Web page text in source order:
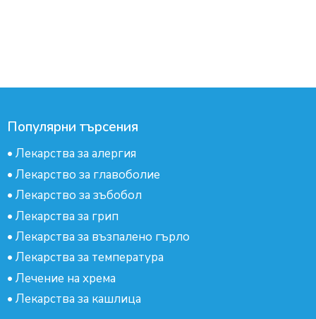
Популярни търсения
• Лекарства за алергия
• Лекарство за главоболие
• Лекарство за зъбобол
• Лекарства за грип
• Лекарства за възпалено гърло
• Лекарства за температура
• Лечение на хрема
• Лекарства за кашлица